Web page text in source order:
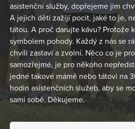
asistenční služby, dopřejeme jim
A jejich děti zažijí pocit, jaké to je,
tátou. A proč darujte kávu? Protože
symbolem pohody. Každý z nás se
chvíli zastaví a zvolní. Něco co je
samozřejmé, je pro někoho
jedné takové mámě nebo tátovi na
hodin asistenčních služeb, aby se
sami sobě. Děkujeme.